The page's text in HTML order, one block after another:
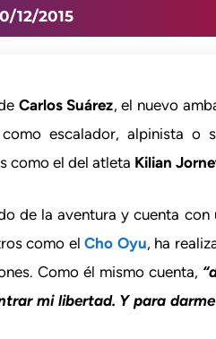
12/2015
Carlos Suárez, el nuevo
escalador, alpinista o
como el del atleta Kilian
de la aventura y cuenta con
como elCho Oyu, ha
Como él mismo cuenta,
mi libertad. Y para